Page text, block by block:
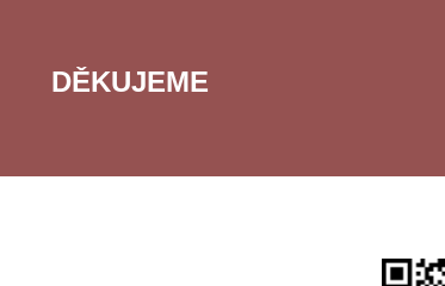
DĚKUJEME